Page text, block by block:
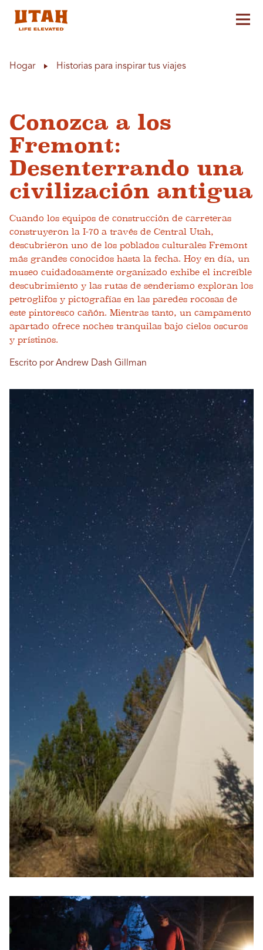
Hogar Historias para inspirar tus viajes
Conozca a los
Fremont:
Desenterrando una
civilización antigua
Cuando los equipos de construcción de carreteras
construyeron la I-70 a través de Central Utah,
descubrieron uno de los poblados culturales Fremont
más grandes conocidos hasta la fecha. Hoy en día, un
museo cuidadosamente organizado exhibe el increíble
descubrimiento y las rutas de senderismo exploran los
petroglifos y pictografías en las paredes rocosas de
este pintoresco cañón. Mientras tanto, un campamento
apartado ofrece noches tranquilas bajo cielos oscuros
y prístinos.
Escrito por Andrew Dash Gillman